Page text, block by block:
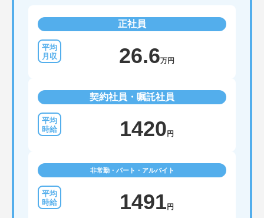
正社員
26.6万円
契約社員・嘱託社員
1420 円
非常勤・パート・アルバイト
1491 円